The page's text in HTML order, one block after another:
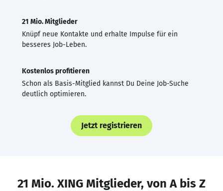
21 Mio. Mitglieder
Knüpf neue Kontakte und erhalte Impulse für ein
besseres Job-Leben.
Kostenlos profitieren
Schon als Basis-Mitglied kannst Du Deine Job-Suche
deutlich optimieren.
Jetzt registrieren
21 Mio. XING Mitglieder, von A bis Z